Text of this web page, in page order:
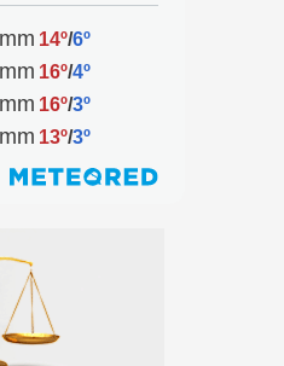
14º/6º
16º/4º
16º/3º
13º/3º